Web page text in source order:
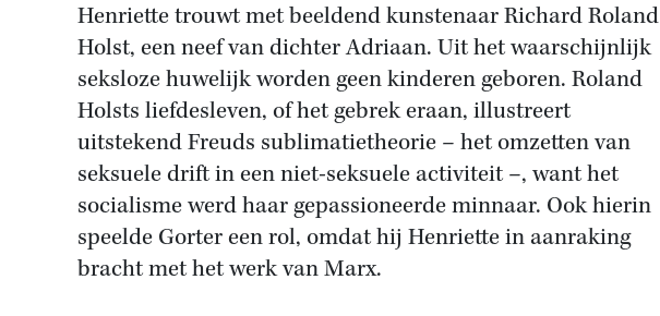
Henriette trouwt met beeldend kunstenaar Richard Roland
Holst, een neef van dichter Adriaan. Uit het waarschijnlijk
seksloze huwelijk worden geen kinderen geboren. Roland
Holsts liefdesleven, of het gebrek eraan, illustreert
uitstekend Freuds sublimatietheorie – het omzetten van
seksuele drift in een niet-seksuele activiteit –, want het
socialisme werd haar gepassioneerde minnaar. Ook hierin
speelde Gorter een rol, omdat hij Henriette in aanraking
bracht met het werk van Marx.